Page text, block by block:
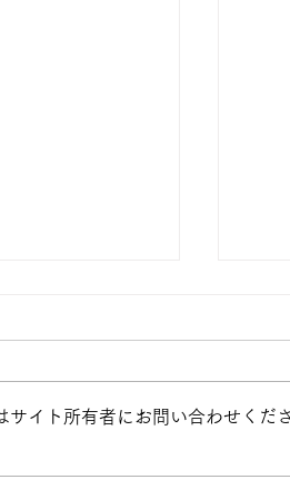
イト所有者にお問い合わせくださ